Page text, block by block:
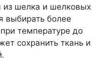
из шелка и шелковых
выбирать более
температуре до
сохранить ткань и